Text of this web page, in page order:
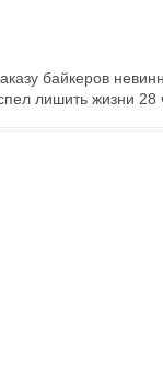
байкеров
лишить жизни 28